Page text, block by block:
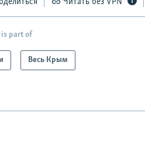
Читать без VPN
part of
Весь Крым